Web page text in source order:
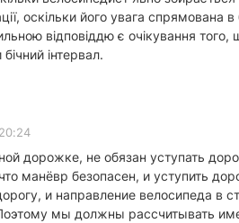
оскільки його увага
відповіддю є очікування того,
інтервал.
дорожке, не обязан уступать
манёвр безопасен, и уступить
и направление велосипеда
мы должны рассчитывать